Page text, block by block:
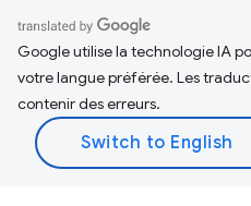
Google utilise la technologie IA
votre langue préférée. Les
contenir des erreurs.